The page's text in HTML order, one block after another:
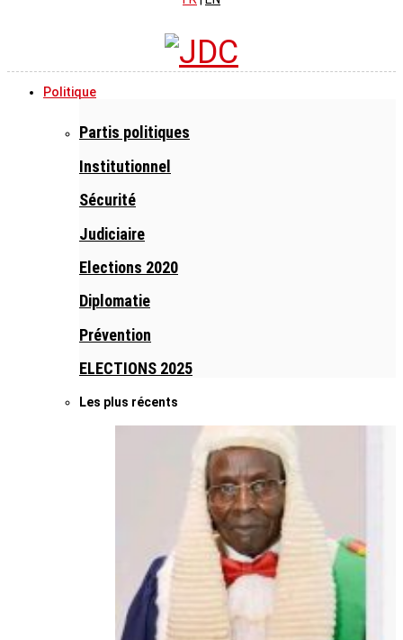
Politique
Partis politiques
Institutionnel
Sécurité
Judiciaire
Elections 2020
Diplomatie
Prévention
ELECTIONS 2025
Les plus récents